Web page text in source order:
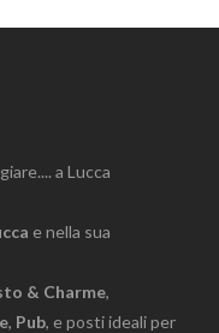
a Lucca
e nella sua
& Charme,
, Pub, e posti ideali per